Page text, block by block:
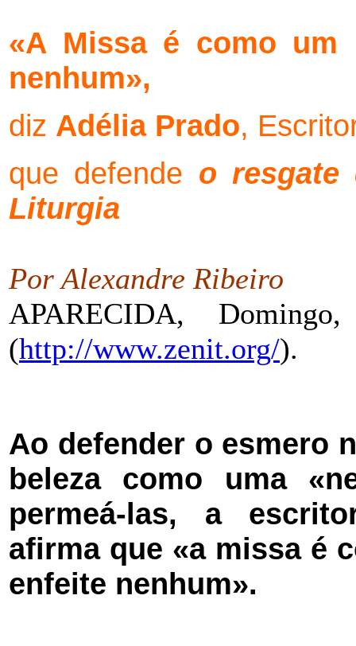
«A Missa é como um
nenhum»,
diz Adélia Prado,
que defende o resgate
Liturgia
Por Alexandre Ribeiro
APARECIDA,
(http://www.zenit.org/).
Ao defender o esmero
beleza como uma
permeá-las, a
afirma que «a missa é
enfeite nenhum».